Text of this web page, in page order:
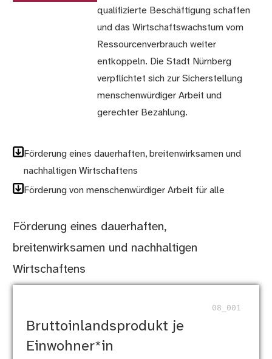
qualifizierte Beschäftigung schaffen
und das Wirtschaftswachstum vom
Ressourcenverbrauch weiter
entkoppeln. Die Stadt Nürnberg
verpflichtet sich zur Sicherstellung
menschenwürdiger Arbeit und
gerechter Bezahlung.
Förderung eines dauerhaften, breitenwirksamen und
nachhaltigen Wirtschaftens
Förderung von menschenwürdiger Arbeit für alle
Förderung eines dauerhaften,
breitenwirksamen und nachhaltigen
Wirtschaftens
08_001
Bruttoinlandsprodukt je
Einwohner*in